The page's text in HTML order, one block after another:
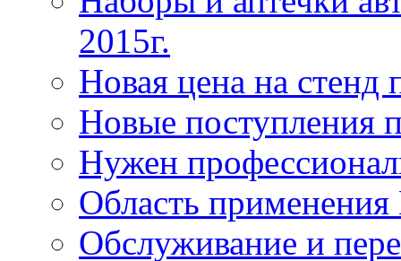
2015г.
Новая цена на
Новые поступления
Нужен
Область
Обслуживание и